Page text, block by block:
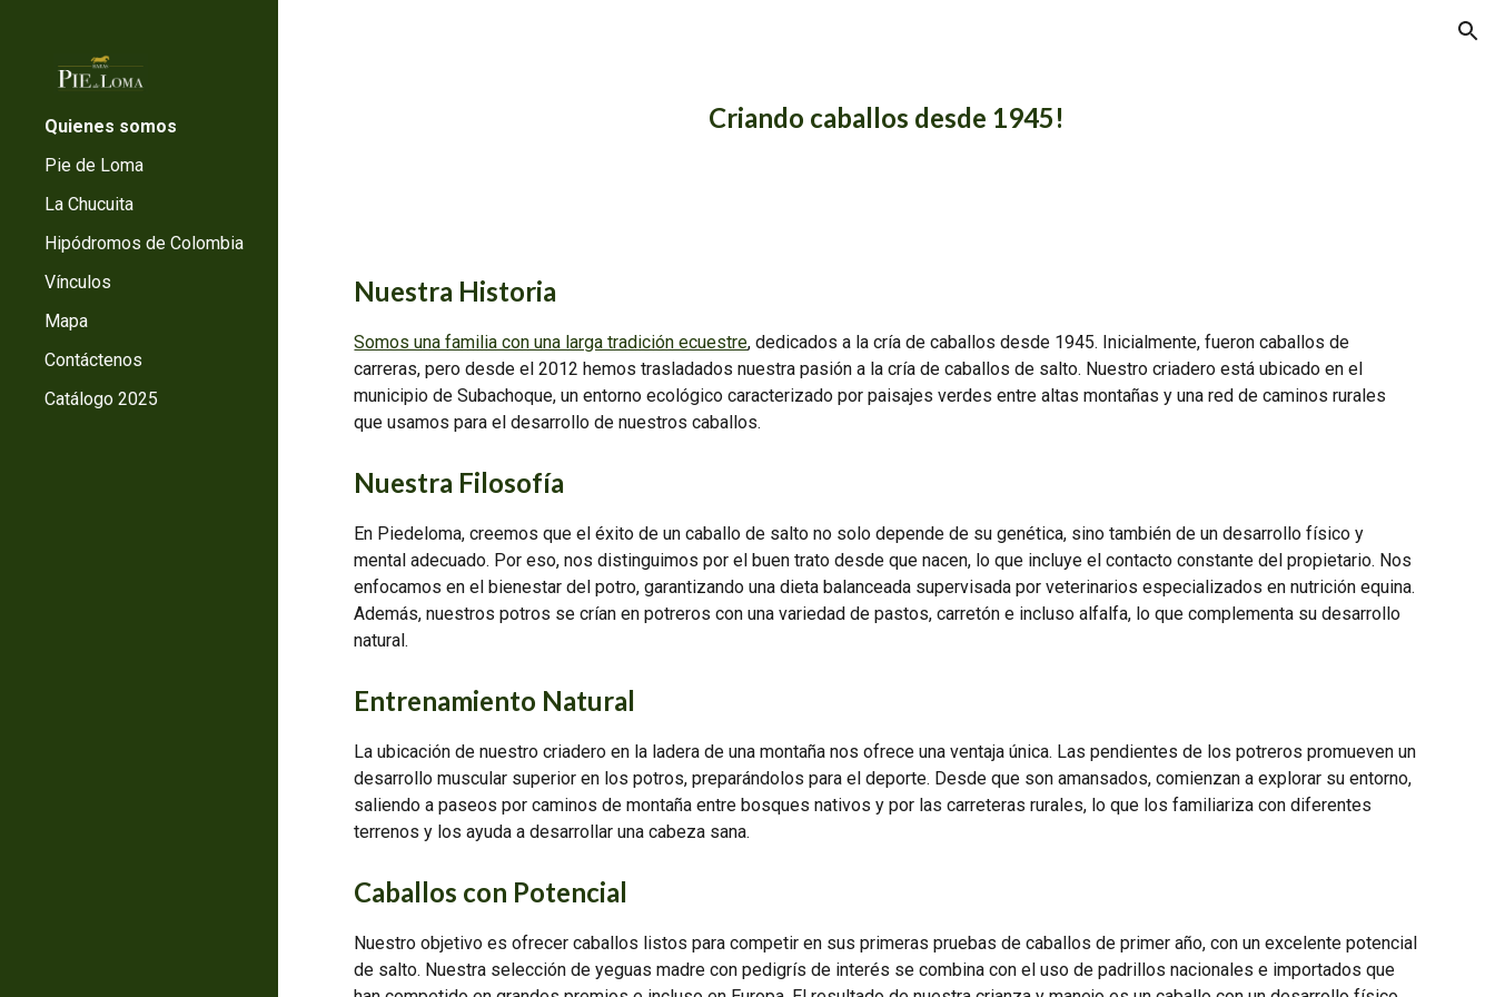
Quienes somos
Pie de Loma
La Chucuita
Hipódromos de Colombia
Vínculos
Mapa
Contáctenos
Catálogo 2025
Criando caballos desde 1945!
Nuestra Historia
Somos una familia con una larga tradición ecuestre, dedicados a la cría de caballos desde 1945. Inicialmente, fueron caballos de
carreras, pero desde el 2012 hemos trasladados nuestra pasión a la cría de caballos de salto. Nuestro criadero está ubicado en el
municipio de Subachoque, un entorno ecológico caracterizado por paisajes verdes entre altas montañas y una red de caminos rurales
que usamos para el desarrollo de nuestros caballos.
Nuestra Filosofía
En Piedeloma, creemos que el éxito de un caballo de salto no solo depende de su genética, sino también de un desarrollo físico y
mental adecuado. Por eso, nos distinguimos por el buen trato desde que nacen, lo que incluye el contacto constante del propietario. Nos
enfocamos en el bienestar del potro, garantizando una dieta balanceada supervisada por veterinarios especializados en nutrición equina.
Además, nuestros potros se crían en potreros con una variedad de pastos, carretón e incluso alfalfa, lo que complementa su desarrollo
natural.
Entrenamiento Natural
La ubicación de nuestro criadero en la ladera de una montaña nos ofrece una ventaja única. Las pendientes de los potreros promueven un
desarrollo muscular superior en los potros, preparándolos para el deporte. Desde que son amansados, comienzan a explorar su entorno,
saliendo a paseos por caminos de montaña entre bosques nativos y por las carreteras rurales, lo que los familiariza con diferentes
terrenos y los ayuda a desarrollar una cabeza sana.
Caballos con Potencial
Nuestro objetivo es ofrecer caballos listos para competir en sus primeras pruebas de caballos de primer año, con un excelente potencial
de salto. Nuestra selección de yeguas madre con pedigrís de interés se combina con el uso de padrillos nacionales e importados que